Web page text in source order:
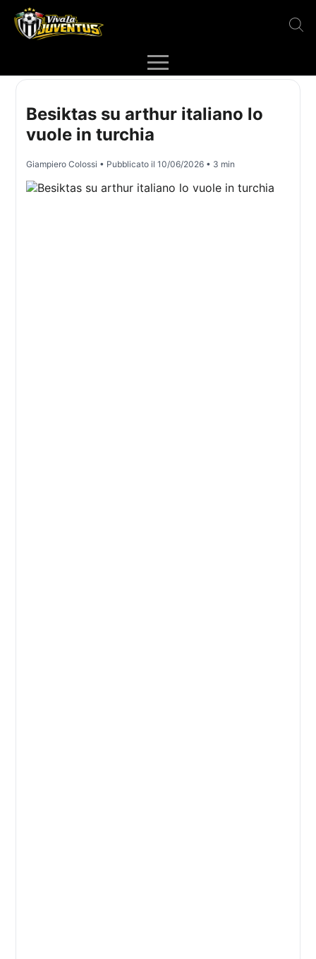
Besiktas su arthur italiano lo
vuole in turchia
Giampiero Colossi • Pubblicato il10/06/2026 • 3 min